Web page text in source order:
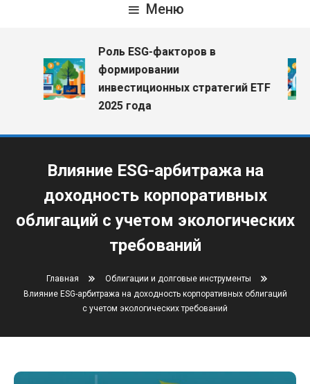
Меню
Роль ESG-факторов в
формировании
инвестиционных стратегий ETF
2025 года
Влияние ESG-арбитража на
доходность корпоративных
облигаций с учетом экологических
требований
Главная
Облигации и долговые инструменты
Влияние ESG-арбитража на доходность корпоративных облигаций
с учетом экологических требований